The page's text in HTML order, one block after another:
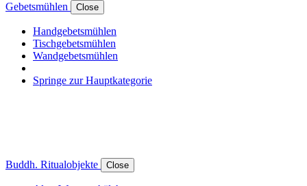
Gebetsmühlen Close
Handgebetsmühlen
Tischgebetsmühlen
Wandgebetsmühlen
Springe zur Hauptkategorie
Buddh. Ritualobjekte Close